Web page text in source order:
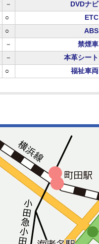
－ DVDナビ
○ ETC
○ ABS
－ 禁煙車
－ 本革シート
○ 福祉車両